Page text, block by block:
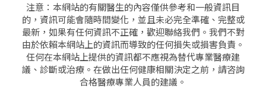
注意：本網站的有關醫生的內容僅供參考和一般資訊目
的，資訊可能會隨時間變化，並且未必完全準確、完整或
最新，如果有任何資訊不正確，歡迎聯絡我們。我們不對
由於依賴本網站上的資訊而導致的任何損失或損害負責。
任何在本網站上提供的資訊都不應視為替代專業醫療建
議、診斷或治療。在做出任何健康相關決定之前，請咨詢
合格醫療專業人員的建議。